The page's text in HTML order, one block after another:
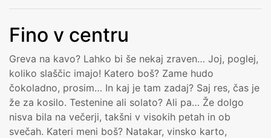
Fino v centru
Greva na kavo? Lahko bi še nekaj zraven… Joj, poglej,
koliko slaščic imajo! Katero boš? Zame hudo
čokoladno, prosim… In kaj je tam zadaj? Saj res, čas je
že za kosilo. Testenine ali solato? Ali pa… Že dolgo
nisva bila na večerji, takšni v visokih petah in ob
svečah. Kateri meni boš? Natakar, vinsko karto,